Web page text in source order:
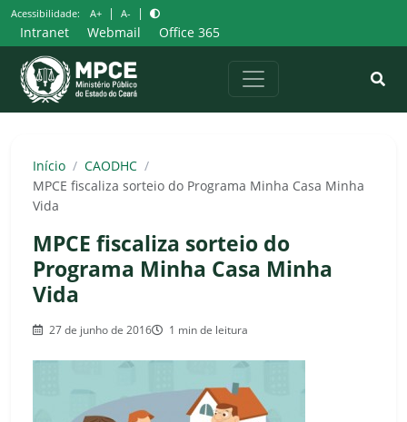
Pular
para
o
conteúdo
Acessibilidade: A+ | A- |
Intranet Webmail Office 365
Início / CAODHC /
MPCE fiscaliza sorteio do Programa Minha Casa Minha
Vida
MPCE fiscaliza sorteio do
Programa Minha Casa Minha
Vida
27 de junho de 2016 1 min de leitura